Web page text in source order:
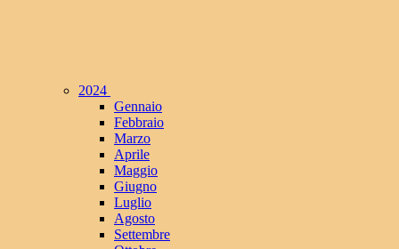
2024
Gennaio
Febbraio
Marzo
Aprile
Maggio
Giugno
Luglio
Agosto
Settembre